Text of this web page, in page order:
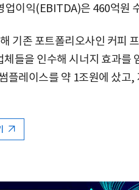
이익(EBITDA)은 460억원
기존 포트폴리오사인 커피
들을 인수해 시너지 효과를
플레이스를 약 1조원에 샀고,